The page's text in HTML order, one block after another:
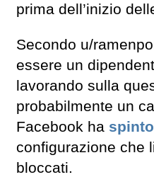
prima dell’inizio
Secondo u/
essere un
lavorando sulla
probabilmente un
Facebook ha spinto
configurazione che
bloccati.